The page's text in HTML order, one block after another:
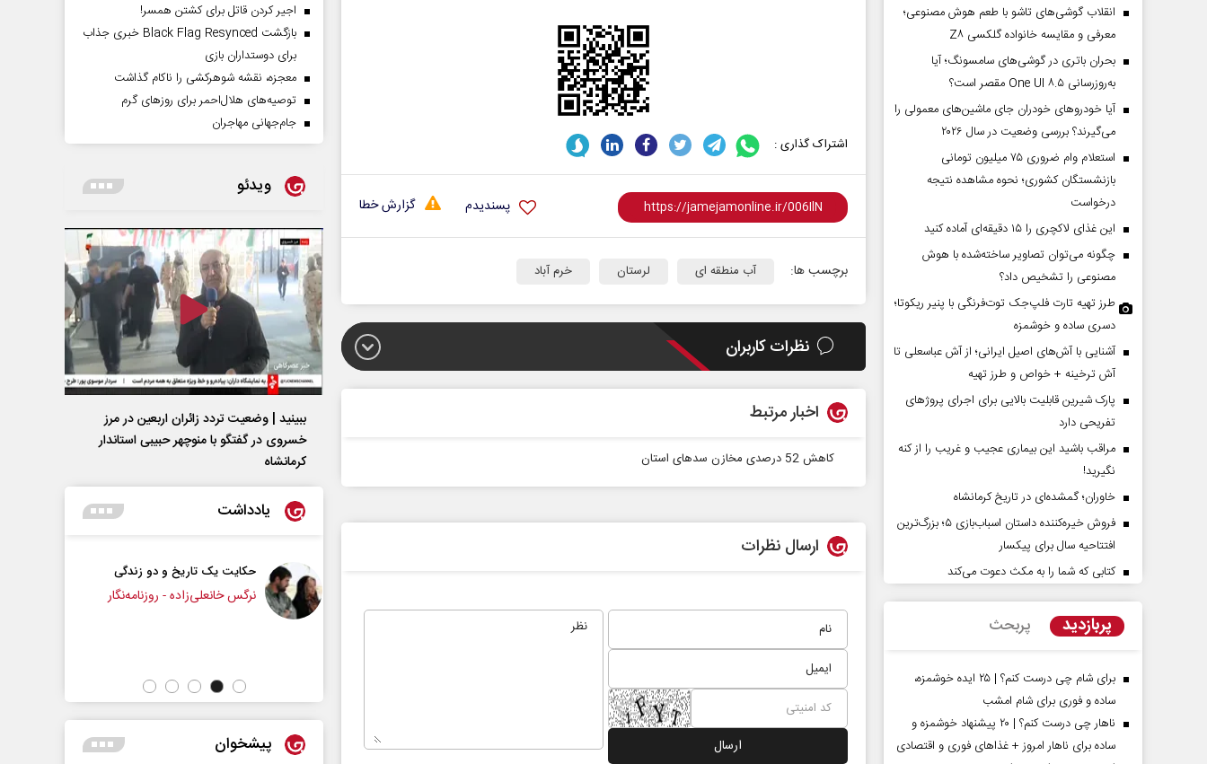
اشتراک گذاری :
گزارش خطا پسندیدم
برچسب ها: آب منطقه ای لرستان خرم آباد
نظرات کاربران
اخبار مرتبط
کاهش 52 درصدی مخازن سدهای استان
ارسال نظرات
انقلاب گوشی‌های تاشو‌ با طعم هوش مصنوعی؛
معرفی و مقایسه خانواده گلکسی Z۸
بحران باتری در گوشی‌های سامسونگ؛ آیا
به‌روزرسانی One UI ۸.۵ مقصر است؟
آیا خودروهای خودران جای ماشین‌های معمولی را
می‌گیرند؟ بررسی وضعیت در سال ۲۰۲۶
استعلام وام ضروری ۷۵ میلیون تومانی
بازنشستگان کشوری؛ نحوه مشاهده نتیجه
درخواست
این غذای لاکچری را ۱۵ دقیقه‌ای آماده کنید
چگونه می‌توان تصاویر ساخته‌شده با هوش
مصنوعی را تشخیص داد؟
طرز تهیه تارت فلپ‌جک توت‌فرنگی با پنیر ریکوتا؛
دسری ساده و خوشمزه
آشنایی با آش‌های اصیل ایرانی؛ از آش عباسعلی تا
آش ترخینه + خواص و طرز تهیه
پارک شیرین قابلیت‌ بالایی برای اجرای پروژهای
تفریحی دارد
مراقب باشید این بیماری عجیب و غریب را از کنه
نگیرید!
خاوران؛ گمشده‌ای در تاریخ کرمانشاه
فروش خیره‌کننده داستان اسباب‌بازی ۵؛ بزرگ‌ترین
افتتاحیه سال برای پیکسار
کتابی که شما را به مکث دعوت می‌کند
پربازدید پربحث
برای شام چی درست کنم؟ | ۲۵ ایده خوشمزه،
ساده و فوری برای شام امشب
ناهار چی درست کنم؟ | ۲۰ پیشنهاد خوشمزه و
ساده برای ناهار امروز + غذاهای فوری و اقتصادی
اجیر کردن قاتل برای کشتن همسر!
بازگشت Black Flag Resynced خبری جذاب
برای دوستداران بازی
معجزه، نقشه شوهرکشی را ناکام گذاشت
توصیه‌های هلال‌احمر برای روز‌های گرم
جام‌جهانی مهاجران
ویدئو
ببینید | وضعیت تردد زائران اربعین در مرز
خسروی در گفتگو با منوچهر حبیبی استاندار
کرمانشاه
یادداشت
تهدیدات کوتاه‏‌مدت و
- تحلیلگر مسائل سیاسی
اربعین نماد مقاومت در برابر
رحمت‌الله نوروزی - عضو کمیسیون اجتماعی
رضا سپهوند - سخنگوی کمیسیون انرژی مجلس
حکایت یک تاریخ و دو زندگی
نرگس خانعلی‌زاده - روزنامه‌نگار
چرایی عقب‌نشینی ترامپ؟
پیشخوان